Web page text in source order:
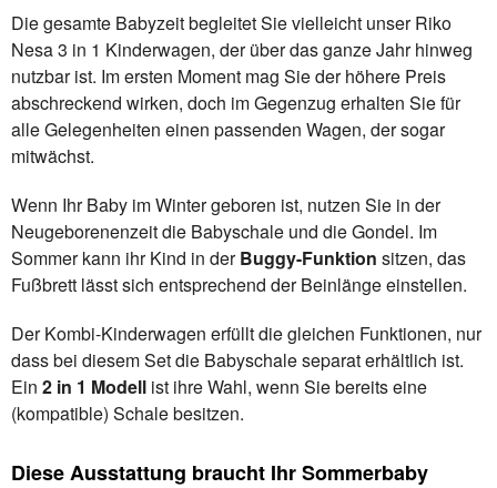
Die gesamte Babyzeit begleitet Sie vielleicht unser Riko
Nesa 3 in 1 Kinderwagen, der über das ganze Jahr hinweg
nutzbar ist. Im ersten Moment mag Sie der höhere Preis
abschreckend wirken, doch im Gegenzug erhalten Sie für
alle Gelegenheiten einen passenden Wagen, der sogar
mitwächst.
Wenn Ihr Baby im Winter geboren ist, nutzen Sie in der
Neugeborenenzeit die Babyschale und die Gondel. Im
Sommer kann ihr Kind in derBuggy-Funktion sitzen, das
Fußbrett lässt sich entsprechend der Beinlänge einstellen.
Der Kombi-Kinderwagen erfüllt die gleichen Funktionen, nur
dass bei diesem Set die Babyschale separat erhältlich ist.
Ein 2 in 1 Modell ist ihre Wahl, wenn Sie bereits eine
(kompatible) Schale besitzen.
Diese Ausstattung braucht Ihr Sommerbaby